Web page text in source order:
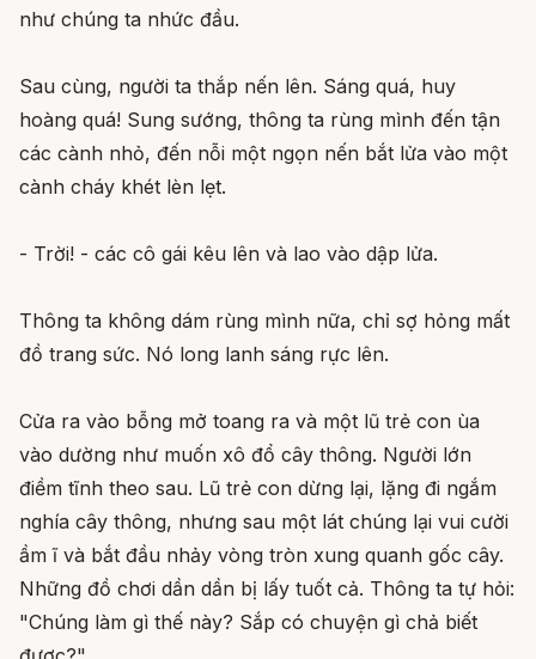
như chúng ta nhức đầu.
Sau cùng, người ta thắp nến lên. Sáng quá, huy
hoàng quá! Sung sướng, thông ta rùng mình đến tận
các cành nhỏ, đến nỗi một ngọn nến bắt lửa vào một
cành cháy khét lèn lẹt.
- Trời! - các cô gái kêu lên và lao vào dập lửa.
Thông ta không dám rùng mình nữa, chỉ sợ hỏng mất
đồ trang sức. Nó long lanh sáng rực lên.
Cửa ra vào bỗng mở toang ra và một lũ trẻ con ùa
vào dường như muốn xô đổ cây thông. Người lớn
điềm tĩnh theo sau. Lũ trẻ con dừng lại, lặng đi ngắm
nghía cây thông, nhưng sau một lát chúng lại vui cười
ầm ĩ và bắt đầu nhảy vòng tròn xung quanh gốc cây.
Những đồ chơi dần dần bị lấy tuốt cả. Thông ta tự hỏi:
"Chúng làm gì thế này? Sắp có chuyện gì chả biết